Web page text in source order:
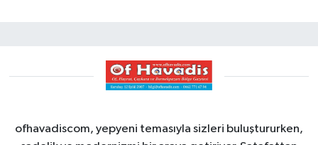
ofhavadiscom, yepyeni temasıyla sizleri buluştururken,